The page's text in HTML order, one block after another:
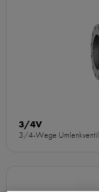
3/4V
3/4-Wege Umlenkventil